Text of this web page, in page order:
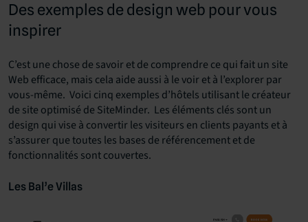
Des exemples de design web pour vous
inspirer
C’est une chose de savoir et de comprendre ce qui fait un site
Web efficace, mais cela aide aussi à le voir et à l’explorer par
vous-même. Voici cinq exemples d’hôtels utilisant le créateur
de site optimisé de SiteMinder. Les éléments clés sont un
design qui vise à convertir les visiteurs en clients payants et à
s’assurer que toutes les bases de référencement et de
fonctionnalités sont couvertes.
Les Bal’e Villas